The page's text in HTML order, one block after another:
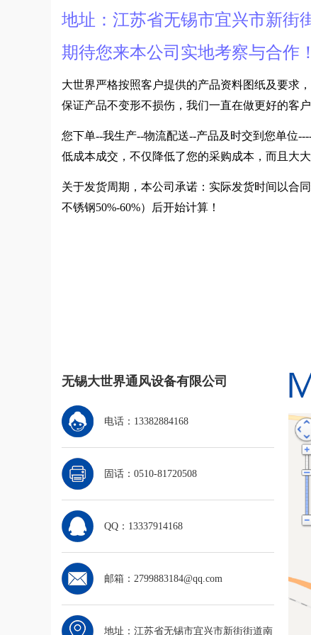
地址：江苏省无锡市宜兴市新街
期待您来本公司实地考察与合作！
大世界严格按照客户提供的产品资料图纸及要求
保证产品不变形不损伤，我们一直在做更好的客户
您下单--我生产--物流配送--产品及时交到您单位
低成本成交，不仅降低了您的采购成本，而且大
关于发货周期，本公司承诺：实际发货时间以合
不锈钢50%-60%）后开始计算！
无锡大世界通风设备有限公司
电话：13382884168
固话：0510-81720508
QQ：13337914168
邮箱：2799883184@qq.com
地址：江苏省无锡市宜兴市新街街道南